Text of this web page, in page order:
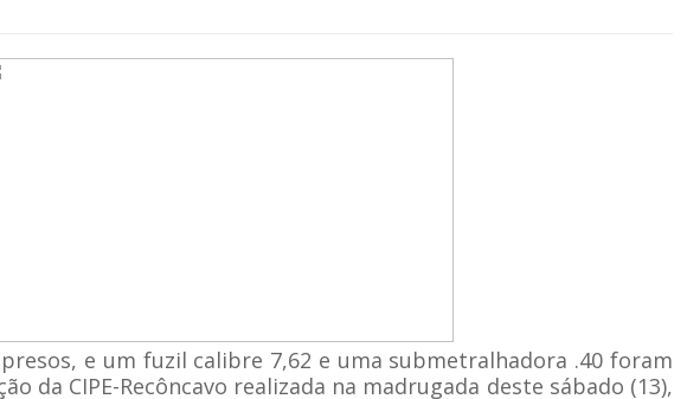
e um fuzil calibre 7,62 e uma submetralhadora .40 foram
da CIPE-Recôncavo realizada na madrugada deste sábado (13),